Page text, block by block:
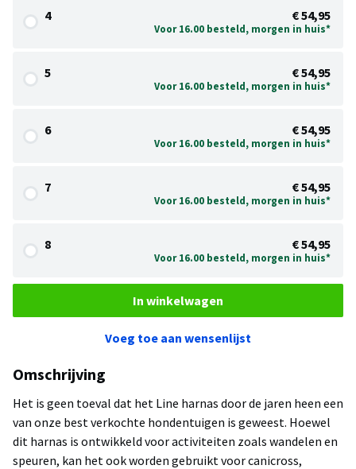
4 € 54,95
Voor 16.00 besteld, morgen in huis*
5 € 54,95
Voor 16.00 besteld, morgen in huis*
6 € 54,95
Voor 16.00 besteld, morgen in huis*
7 € 54,95
Voor 16.00 besteld, morgen in huis*
8 € 54,95
Voor 16.00 besteld, morgen in huis*
In winkelwagen
Voeg toe aan wensenlijst
Omschrijving
Het is geen toeval dat het Line harnas door de jaren heen een
van onze best verkochte hondentuigen is geweest. Hoewel
dit harnas is ontwikkeld voor activiteiten zoals wandelen en
speuren, kan het ook worden gebruikt voor canicross,